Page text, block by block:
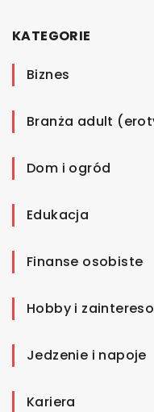
KATEGORIE
Biznes
Branża adult
Dom i ogród
Edukacja
Finanse osobiste
Hobby i
Jedzenie i napoje
Kariera